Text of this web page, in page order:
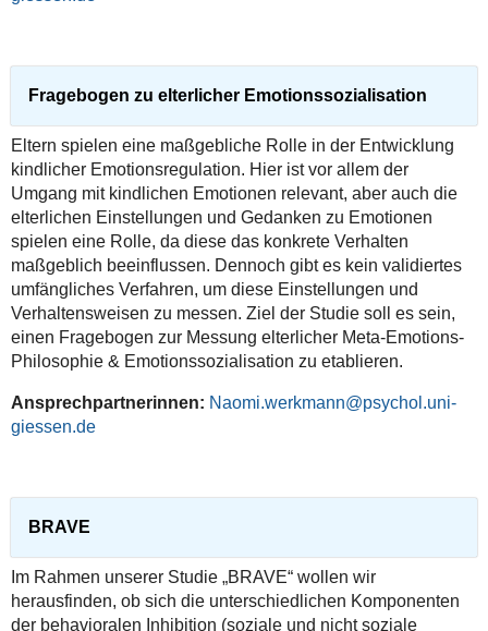
Fragebogen zu elterlicher Emotionssozialisation
Eltern spielen eine maßgebliche Rolle in der Entwicklung
kindlicher Emotionsregulation. Hier ist vor allem der
Umgang mit kindlichen Emotionen relevant, aber auch die
elterlichen Einstellungen und Gedanken zu Emotionen
spielen eine Rolle, da diese das konkrete Verhalten
maßgeblich beeinflussen. Dennoch gibt es kein validiertes
umfängliches Verfahren, um diese Einstellungen und
Verhaltensweisen zu messen. Ziel der Studie soll es sein,
einen Fragebogen zur Messung elterlicher Meta-Emotions-
Philosophie & Emotionssozialisation zu etablieren.
Ansprechpartnerinnen: Naomi.werkmann@psychol.uni-
giessen.de
BRAVE
Im Rahmen unserer Studie „BRAVE“ wollen wir
herausfinden, ob sich die unterschiedlichen Komponenten
der behavioralen Inhibition (soziale und nicht soziale